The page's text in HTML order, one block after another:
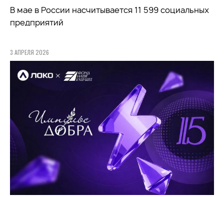
В мае в России насчитывается 11 599 социальных
предприятий
3 АПРЕЛЯ 2026